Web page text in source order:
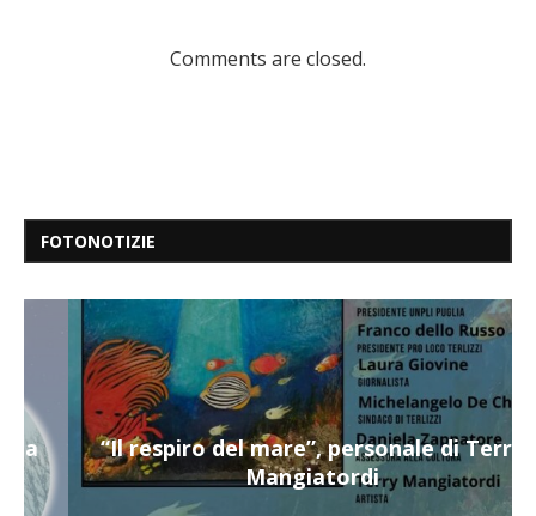
Comments are closed.
FOTONOTIZIE
“Il respiro del mare”, personale di Terry
Mangiatordi